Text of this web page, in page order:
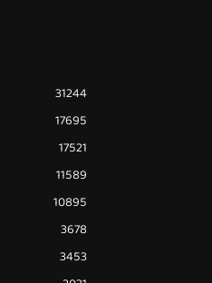
31244
17695
17521
11589
10895
3678
3453